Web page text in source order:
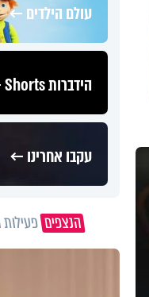
עולם הילדים ←
הידברות Shorts ←
עקבו אחרינו ←
הנצפיםפעילות